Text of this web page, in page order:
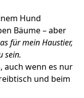
Hund
Bäume – aber
für mein Haustier,
sein.
auch wenn es nur
und beim